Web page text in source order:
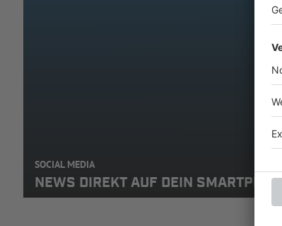
SOCIAL MEDIA
NEWS DIREKT AUF DEIN